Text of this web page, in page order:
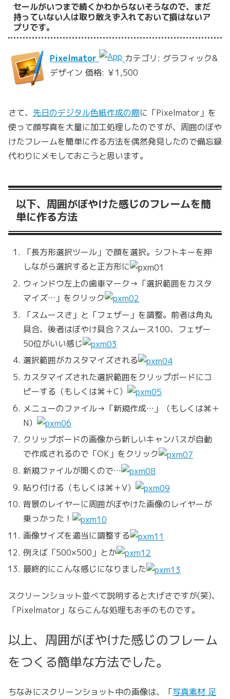
セールがいつまで続くかわからないそうなので、まだ
持っていない人は取り敢えず入れておいて損はないア
プリです。
Pixelmator
カテゴリ: グラフィック&
デザイン 価格: ￥1,500
さて、 先日のデジタル色紙作成の際に「Pixelmator」を
使って顔写真を大量に加工処理したのですが、周囲のぼや
けたフレームを簡単に作る方法を偶然発見したので備忘録
代わりにメモしておこうと思います。
以下、周囲がぼやけた感じのフレームを簡
単に作る方法
「長方形選択ツール」で顔を選択。シフトキーを押
しながら選択すると正方形に
ウィンドウ左上の歯車マーク→「選択範囲をカスタ
マイズ…」をクリック
「スムースさ」と「フェザー」を調整。前者は角丸
具合、後者はぼやけ具合？スムース100、フェザー
50位がいい感じ
選択範囲がカスタマイズされる
カスタマイズされた選択範囲をクリップボードにコ
ピーする（もしくは⌘＋C）
メニューのファイル→「新規作成…」（もしくは⌘＋
N）
クリップボードの画像から新しいキャンバスが自動
で作成されるので「OK」をクリック
新規ファイルが開くので…
貼り付ける（もしくは⌘＋V）
背景のレイヤーに周囲がぼやけた画像のレイヤーが
乗っかった！
画像サイズを適当に調整する
例えば「500×500」とか
最終的にこんな感じになりました
スクリーンショット並べて説明すると大げさですが(笑)、
「Pixelmator」ならこんな処理もお手のものです。
以上、周囲がぼやけた感じのフレーム
をつくる簡単な方法でした。
ちなみにスクリーンショット中の画像は、「写真素材 足